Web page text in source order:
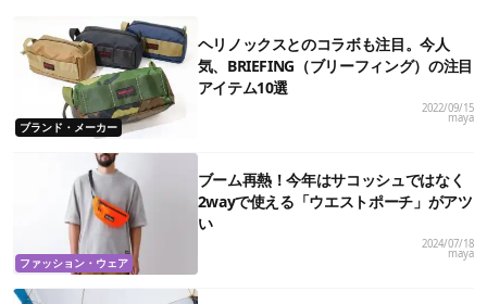
ブランド・メーカー
ヘリノックスとのコラボも注目。今人
気、BRIEFING（ブリーフィング）の注目
アイテム10選
2022/09/15
maya
ファッション・ウェア
ブーム再熱！今年はサコッシュではなく
2wayで使える「ウエストポーチ」がアツ
い
2024/07/18
maya